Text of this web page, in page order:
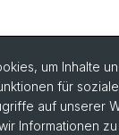
um Inhalte
für
auf unserer
Informationen